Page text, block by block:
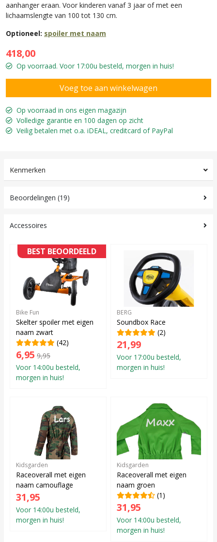
aanhanger eraan. Voor kinderen vanaf 3 jaar of met een
lichaamslengte van 100 tot 130 cm.
Optioneel: spoiler met naam
418,00
Op voorraad. Voor 17:00u besteld, morgen in huis!
Op voorraad in ons eigen magazijn
Volledige garantie en 100 dagen op zicht
Veilig betalen met o.a. iDEAL, creditcard of PayPal
Kenmerken
Beoordelingen (19)
Accessoires
BEST BEOORDEELD
Bike Fun
Skelter spoiler met eigen
naam zwart
(42)
6,95 9,95
Voor 14:00u besteld,
morgen in huis!
BERG
Soundbox Race
(2)
21,99
Voor 17:00u besteld,
morgen in huis!
Kidsgarden
Raceoverall met eigen
naam camouflage
31,95
Voor 14:00u besteld,
morgen in huis!
Kidsgarden
Raceoverall met eigen
naam groen
(1)
31,95
Voor 14:00u besteld,
morgen in huis!